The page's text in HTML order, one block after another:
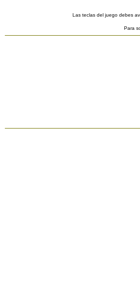
Las teclas del juego debes
Para